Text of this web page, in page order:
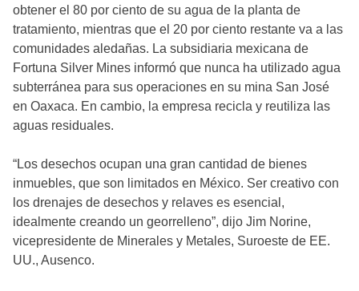
obtener el 80 por ciento de su agua de la planta de
tratamiento, mientras que el 20 por ciento restante va a las
comunidades aledañas. La subsidiaria mexicana de
Fortuna Silver Mines informó que nunca ha utilizado agua
subterránea para sus operaciones en su mina San José
en Oaxaca. En cambio, la empresa recicla y reutiliza las
aguas residuales.
“Los desechos ocupan una gran cantidad de bienes
inmuebles, que son limitados en México. Ser creativo con
los drenajes de desechos y relaves es esencial,
idealmente creando un georrelleno”, dijo Jim Norine,
vicepresidente de Minerales y Metales, Suroeste de EE.
UU., Ausenco.